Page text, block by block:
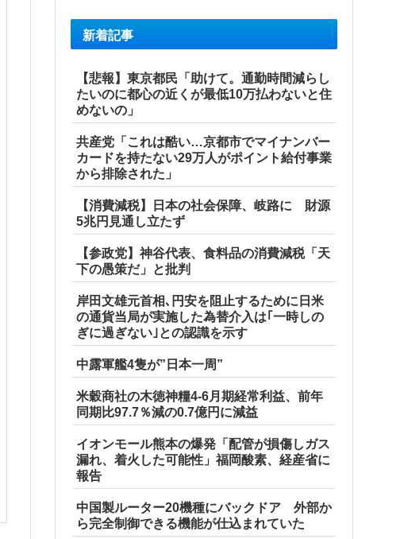
新着記事
【悲報】東京都民「助けて。通勤時間減らし
たいのに都心の近くが最低10万払わないと住
めないの」
共産党「これは酷い…京都市でマイナンバー
カードを持たない29万人がポイント給付事業
から排除された」
【消費減税】日本の社会保障、岐路に 財源
5兆円見通し立たず
【参政党】神谷代表、食料品の消費減税「天
下の愚策だ」と批判
岸田文雄元首相､円安を阻止するために日米
の通貨当局が実施した為替介入は｢一時しの
ぎに過ぎない｣との認識を示す
中露軍艦4隻が”日本一周”
米穀商社の木徳神糧4-6月期経常利益、前年
同期比97.7％減の0.7億円に減益
イオンモール熊本の爆発「配管が損傷しガス
漏れ、着火した可能性」福岡酸素、経産省に
報告
中国製ルーター20機種にバックドア 外部か
ら完全制御できる機能が仕込まれていた